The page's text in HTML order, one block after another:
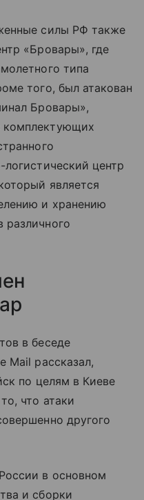
силы РФ также
«Бровары», где
типа
того, был атакован
Бровары»,
комплектующих
центр
является
и хранению
в беседе
Mail рассказал,
по целям в Киеве
что атаки
другого
в основном
и сборки